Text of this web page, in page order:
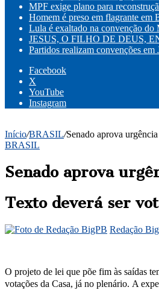
MPF exige plano para
Homem é preso em flagrante em
Lula é exaltado na convenção do
JESUS, O FILHO DE DEUS,
Partidos realizam convenções em
Facebook
X
YouTube
Instagram
Início/BRASIL/Senado aprova
BRASIL
Senado aprova
Texto deverá ser
Redação
O projeto de lei que põe fim às saídas
votações da Casa, já no plenário. A